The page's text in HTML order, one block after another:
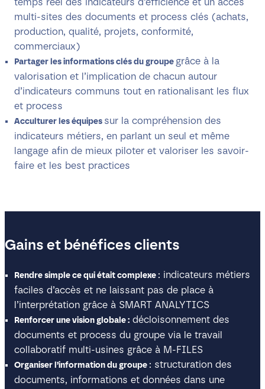
temps réel des indicateurs d’efficience et un accès
multi-sites des documents et process clés (achats,
production, qualité, projets, conformité,
commerciaux)
Partager les informations clés du groupe grâce à la
valorisation et l’implication de chacun autour
d’indicateurs communs tout en rationalisant les flux
et process
Acculturer les équipes sur la compréhension des
indicateurs métiers, en parlant un seul et même
langage afin de mieux piloter et valoriser les savoir-
faire et les best practices
Gains et bénéfices clients
Rendre simple ce qui était complexe : indicateurs métiers
faciles d’accès et ne laissant pas de place à
l’interprétation grâce à SMART ANALYTICS
Renforcer une vision globale : décloisonnement des
documents et process du groupe via le travail
collaboratif multi-usines grâce à M-FILES
Organiser l’information du groupe : structuration des
documents, informations et données dans une